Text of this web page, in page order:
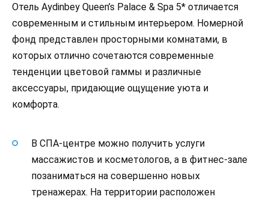
Отель Aydinbey Queen’s Palace & Spa 5* отличается
современным и стильным интерьером. Номерной
фонд представлен просторными комнатами, в
которых отлично сочетаются современные
тенденции цветовой гаммы и различные
аксессуары, придающие ощущение уюта и
комфорта.
В СПА-центре можно получить услуги
массажистов и косметологов, а в фитнес-зале
позаниматься на совершенно новых
тренажерах. На территории расположен